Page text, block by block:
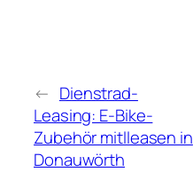
← Dienstrad-
Leasing: E-Bike-
Zubehör mitlleasen in
Donauwörth